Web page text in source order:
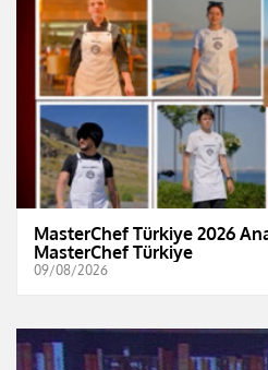
MasterChef Türkiye 2026
MasterChef Türkiye
09/08/2026